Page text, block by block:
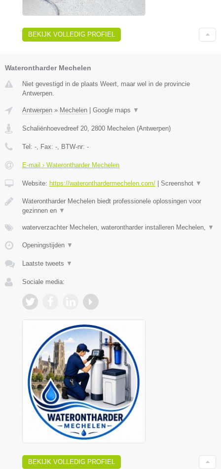
BEKIJK VOLLEDIG PROFIEL
Waterontharder Mechelen
Niet gevestigd in de plaats Weert, maar wel in de provincie
Antwerpen.
Antwerpen » Mechelen Google maps ▼
Schaliënhoevedreef 20, 2800 Mechelen (Antwerpen)
Tel: -, Fax: -, BTW-nr: -
E-mail › Waterontharder Mechelen
Website: https://wateronthardermechelen.com/ Screenshot ▼
Waterontharder Mechelen biedt professionele oplossingen voor
gezinnen en ▼
waterverzachter Mechelen, waterontharder installeren Mechelen, ▼
Openingstijden ▼
Laatste tweets ▼
Sociale media:
BEKIJK VOLLEDIG PROFIEL